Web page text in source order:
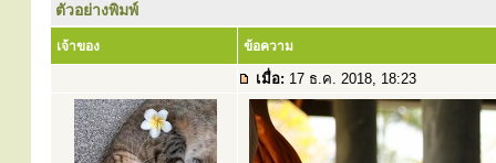
ตัวอย่างพิมพ์
เจ้าของ ข้อความ
เมื่อ: 17 ธ.ค. 2018, 18:23